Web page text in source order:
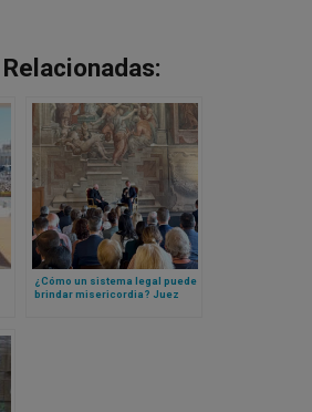
¿Cómo un sistema legal puede
brindar misericordia? Juez